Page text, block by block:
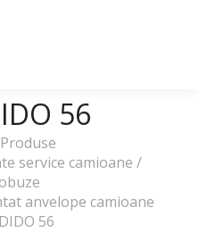
56
Produse
service camioane /
anvelope camioane
56